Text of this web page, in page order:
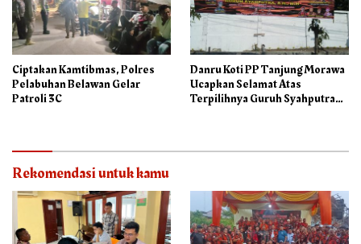
Ciptakan Kamtibmas, Polres
Pelabuhan Belawan Gelar
Patroli 3C
Danru Koti PP Tanjung Morawa
Ucapkan Selamat Atas
Terpilihnya Guruh Syahputra
Rekomendasi untuk kamu